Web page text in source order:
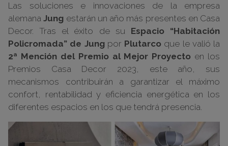
Las soluciones e innovaciones de la empresa
alemanaJung estarán un año más presentes en Casa
Decor. Tras el éxito de su Espacio “Habitación
Policromada” de Jungpor Plutarco que le valió la
2ª Mención del Premio al Mejor Proyecto en los
Premios Casa Decor 2023, este año, sus
mecanismos contribuirán a garantizar el máximo
confort, rentabilidad y eficiencia energética en los
diferentes espacios en los que tendrá presencia.